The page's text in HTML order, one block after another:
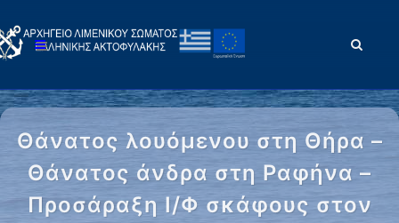
Θάνατος λουόμενου στη Θήρα –
Θάνατος άνδρα στη Ραφήνα –
Προσάραξη Ι/Φ σκάφους στον